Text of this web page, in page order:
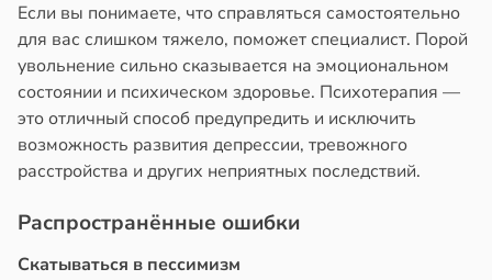
Если вы понимаете, что справляться самостоятельно
для вас слишком тяжело, поможет специалист. Порой
увольнение сильно сказывается на эмоциональном
состоянии и психическом здоровье. Психотерапия —
это отличный способ предупредить и исключить
возможность развития депрессии, тревожного
расстройства и других неприятных последствий.
Распространённые ошибки
Скатываться в пессимизм